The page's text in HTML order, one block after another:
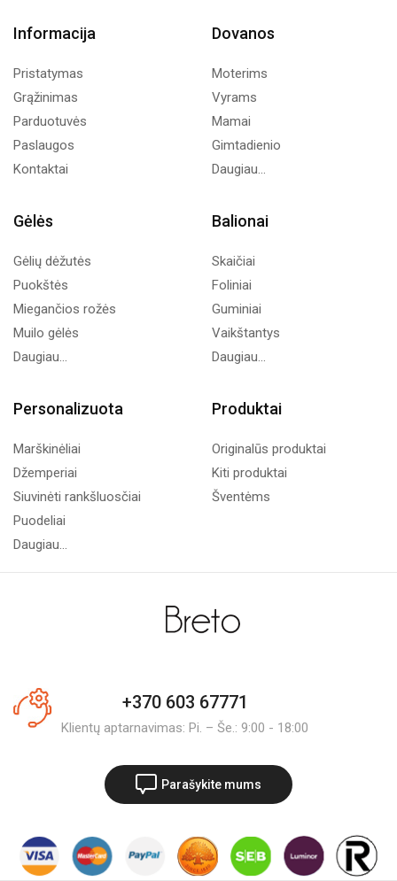
Informacija
Pristatymas
Grąžinimas
Parduotuvės
Paslaugos
Kontaktai
Dovanos
Moterims
Vyrams
Mamai
Gimtadienio
Daugiau...
Gėlės
Gėlių dėžutės
Puokštės
Miegančios rožės
Muilo gėlės
Daugiau...
Balionai
Skaičiai
Foliniai
Guminiai
Vaikštantys
Daugiau...
Personalizuota
Marškinėliai
Džemperiai
Siuvinėti rankšluosčiai
Puodeliai
Daugiau...
Produktai
Originalūs produktai
Kiti produktai
Šventėms
+370 603 67771
Klientų aptarnavimas: Pi. – Še.: 9:00 - 18:00
Parašykite mums